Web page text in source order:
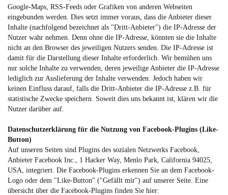
Google-Maps, RSS-Feeds oder Grafiken von anderen Webseiten
eingebunden werden. Dies setzt immer voraus, dass die Anbieter dieser
Inhalte (nachfolgend bezeichnet als "Dritt-Anbieter") die IP-Adresse der
Nutzer wahr nehmen. Denn ohne die IP-Adresse, könnten sie die Inhalte
nicht an den Browser des jeweiligen Nutzers senden. Die IP-Adresse ist
damit für die Darstellung dieser Inhalte erforderlich. Wir bemühen uns
nur solche Inhalte zu verwenden, deren jeweilige Anbieter die IP-Adresse
lediglich zur Auslieferung der Inhalte verwenden. Jedoch haben wir
keinen Einfluss darauf, falls die Dritt-Anbieter die IP-Adresse z.B. für
statistische Zwecke speichern. Soweit dies uns bekannt ist, klären wir die
Nutzer darüber auf.
Datenschutzerklärung für die Nutzung von Facebook-Plugins (Like-
Button)
Auf unseren Seiten sind Plugins des sozialen Netzwerks Facebook,
Anbieter Facebook Inc., 1 Hacker Way, Menlo Park, California 94025,
USA, integriert. Die Facebook-Plugins erkennen Sie an dem Facebook-
Logo oder dem "Like-Button" ("Gefällt mir") auf unserer Seite. Eine
übersicht über die Facebook-Plugins finden Sie hier: